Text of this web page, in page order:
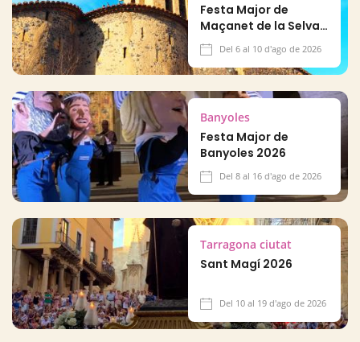
Festa Major de
Maçanet de la Selva
2026Del 6 al 10 d'ago de 2026
Banyoles
Festa Major de
Banyoles 2026
Del 8 al 16 d'ago de 2026
Tarragona ciutat
Sant Magí 2026
Del 10 al 19 d'ago de 2026